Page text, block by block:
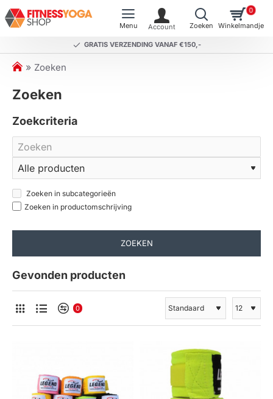
GRATIS VERZENDING VANAF €150,-
0
h
m
Zoeken
Zoeken
Zoekcriteria
Zoeken in subcategorieën
Zoeken in productomschrijving
ZOEKEN
Gevonden producten
0